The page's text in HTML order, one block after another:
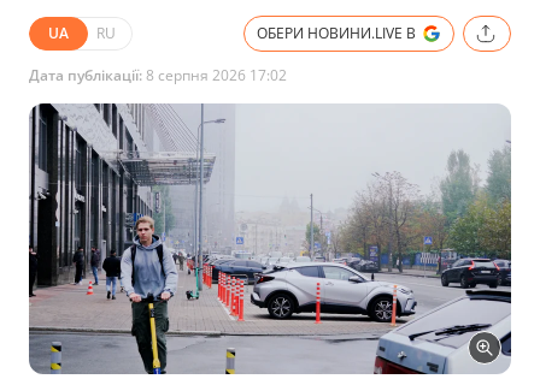
UA RU ОБЕРИ НОВИНИ.LIVE В
Дата публікації:8 серпня 2026 17:02